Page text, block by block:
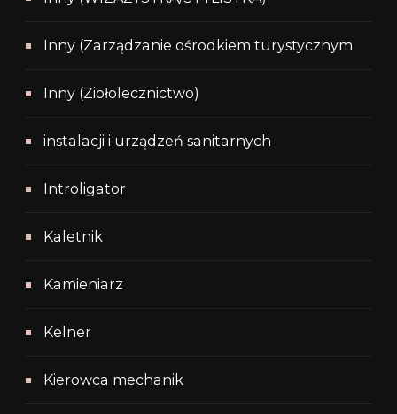
Inny (Zarządzanie ośrodkiem turystycznym
Inny (Ziołolecznictwo)
instalacji i urządzeń sanitarnych
Introligator
Kaletnik
Kamieniarz
Kelner
Kierowca mechanik